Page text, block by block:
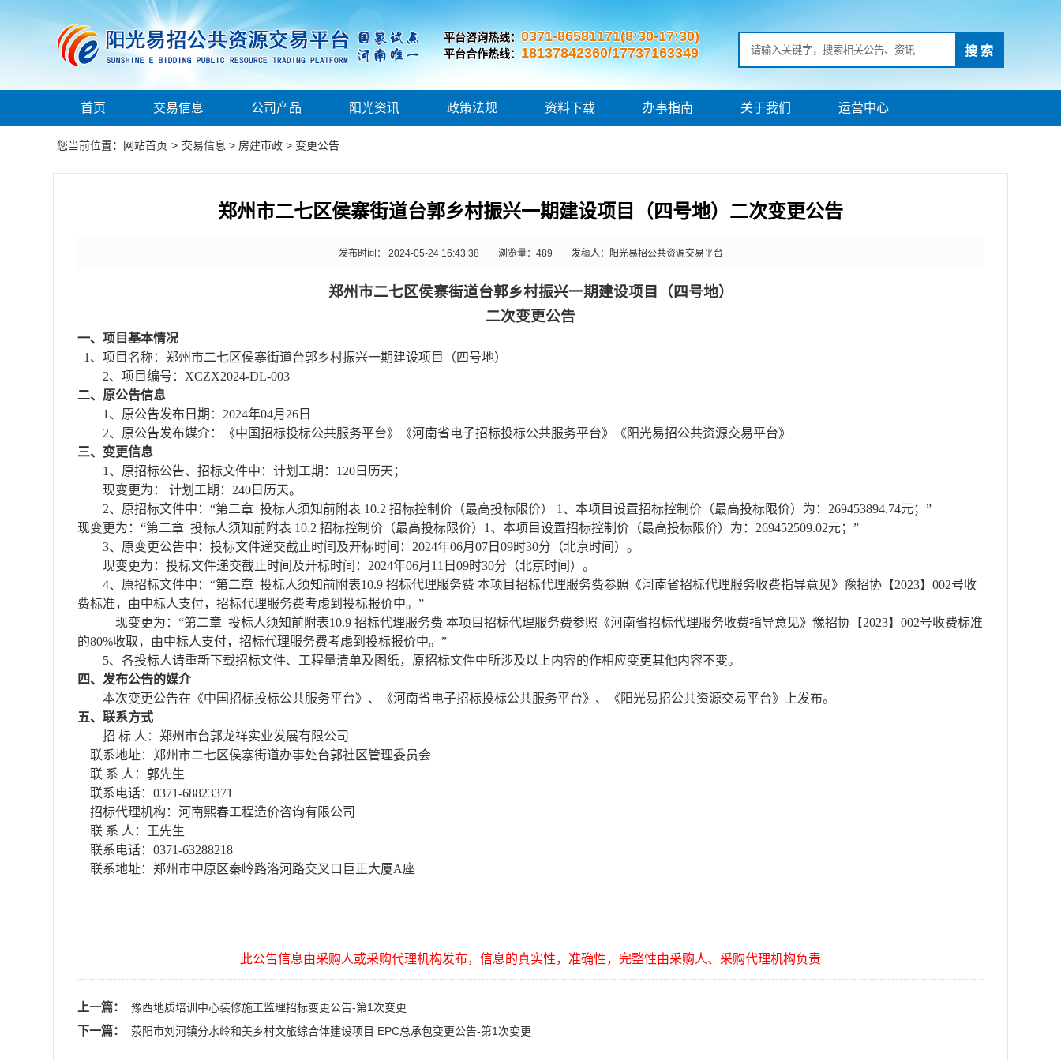
平台咨询热线：0371-86581171(8:30-17:30)
平台合作热线： 18137842360/17737163349 搜 索
首页 交易信息 公司产品 阳光资讯 政策法规 资料下载 办事指南 关于我们 运营中心
您当前位置： 网站首页 > 交易信息 > 房建市政 > 变更公告
郑州市二七区侯寨街道台郭乡村振兴一期建设项目（四号地）二次变更公告
发布时间： 2024-05-24 16:43:38 浏览量： 489 发稿人：阳光易招公共资源交易平台
郑州市二七区侯寨街道台郭乡村振兴一期建设项目（四号地）
二次变更公告
一、项目基本情况
1、项目名称：郑州市二七区侯寨街道台郭乡村振兴一期建设项目（四号地）
2、项目编号：XCZX2024-DL-003
二、原公告信息
1、原公告发布日期：2024年04月26日
2、原公告发布媒介：《中国招标投标公共服务平台》《河南省电子招标投标公共服务平台》《阳光易招公共资源交易平台》
三、变更信息
1、原招标公告、招标文件中：计划工期：120日历天；
现变更为：
计划工期： 240日历天。
2、原招标文件中：“第二章 投标人须知前附表 10.2 招标控制价（最高投标限价）
1、本项目设置招标控制价（最高投标限价）为：269453894.74元；”
现变更为： “第二章 投标人须知前附表 10.2 招标控制价（最高投标限价） 1、本项目设置招标控制价（最高投标限价）为： 269452509.02元； ”
3、原变更公告中：投标文件递交截止时间及开标时间：2024年06月07日09时30分（北京时间）。
现变更为：投标文件递交截止时间及开标时间： 2024年06月11日09时30分（北京时间）。
4、 原招标文件中： “第二章 投标人须知前附表10.9 招标代理服务费 本项目招标代理服务费参照《河南省招标代理服务收费指导意见》豫招协【2023】002号收
费标准，由中标人支付，招标代理服务费考虑到投标报价中。”
现变更为： “第二章 投标人须知前附表10.9 招标代理服务费 本项目招标代理服务费参照《河南省招标代理服务收费指导意见》豫招协【2023】002号收费标准
的80%收取，由中标人支付，招标代理服务费考虑到投标报价中。”
5、 各投标人请重新下载招标文件、工程量清单及图纸，原招标文件中所涉及以上内容的作相应变更其他内容不变。
四、发布公告的媒介
本次变更公告在 《中国招标投标公共服务平台》 、 《河南省电子招标投标公共服务平台》 、 《阳光易招公共资源交易平台》
上发布。
五、联系方式
招 标 人： 郑州市台郭龙祥实业发展有限公司
联系地址：郑州市二七区侯寨街道办事处台郭社区管理委员会
联 系 人： 郭先生
联系电话： 0371-68823371
招标代理机构： 河南熙春工程造价咨询有限公司
联 系 人： 王先生
联系电话： 0371-63288218
联系地址：郑州市中原区秦岭路洛河路交叉口巨正大厦A座
此公告信息由采购人或采购代理机构发布，信息的真实性，准确性，完整性由采购人、采购代理机构负责
上一篇： 豫西地质培训中心装修施工监理招标变更公告-第1次变更
下一篇： 荥阳市刘河镇分水岭和美乡村文旅综合体建设项目 EPC总承包变更公告-第1次变更